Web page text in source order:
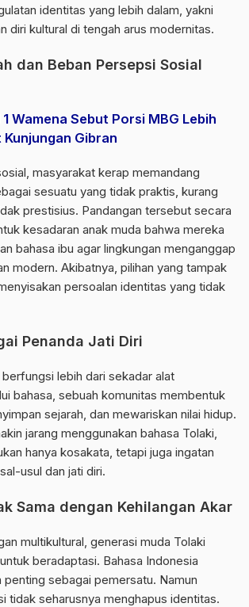
identitas yang lebih dalam, yakni
diri kultural di tengah arus modernitas.
dan Beban Persepsi Sosial
Wamena Sebut Porsi MBG Lebih
Gibran
masyarakat kerap memandang
sesuatu yang tidak praktis, kurang
prestisius. Pandangan tersebut secara
kesadaran anak muda bahwa mereka
bahasa ibu agar lingkungan menganggap
modern. Akibatnya, pilihan yang tampak
persoalan identitas yang tidak
Penanda Jati Diri
lebih dari sekadar alat
bahasa, sebuah komunitas membentuk
sejarah, dan mewariskan nilai hidup.
jarang menggunakan bahasa Tolaki,
hanya kosakata, tetapi juga ingatan
usul dan jati diri.
Sama dengan Kehilangan Akar
multikultural, generasi muda Tolaki
beradaptasi. Bahasa Indonesia
penting sebagai pemersatu. Namun
tidak seharusnya menghapus identitas.